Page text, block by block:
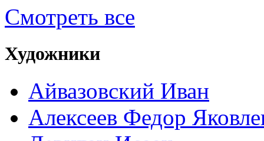
Смотреть все
Художники
Айвазовский Иван
Алексеев Федор